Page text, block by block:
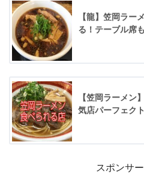
【龍】笠岡ラー
る！テーブル席
【笠岡ラーメン
気店パーフェク
スポンサ